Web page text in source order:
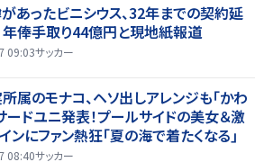
あったビニシウス、32年までの契約延
俸手取り44億円と現地紙報道
09:03サッカー
属のモナコ、ヘソ出しアレンジも｢かわ
ードユニ発表！プールサイドの美女＆激
ンにファン熱狂｢夏の海で着たくなる｣
08:40サッカー